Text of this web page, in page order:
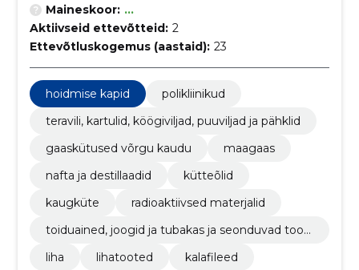
Maineskoor: ...
Aktiivseid ettevõtteid: 2
Ettevõtluskogemus (aastaid): 23
hoidmise kapid
polikliinikud
teravili, kartulid, köögiviljad, puuviljad ja pähklid
gaaskütused võrgu kaudu
maagaas
nafta ja destillaadid
kütteõlid
kaugküte
radioaktiivsed materjalid
toiduained, joogid ja tubakas ja seonduvad toot
liha
lihatooted
kalafileed